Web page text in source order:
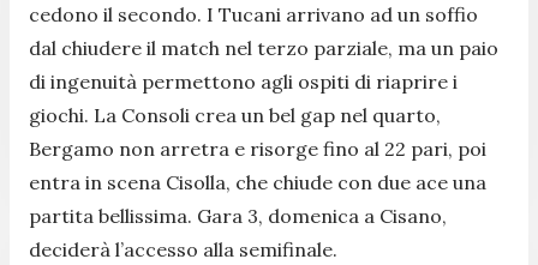
cedono il secondo. I Tucani arrivano ad un soffio
dal chiudere il match nel terzo parziale, ma un paio
di ingenuità permettono agli ospiti di riaprire i
giochi. La Consoli crea un bel gap nel quarto,
Bergamo non arretra e risorge fino al 22 pari, poi
entra in scena Cisolla, che chiude con due ace una
partita bellissima. Gara 3, domenica a Cisano,
deciderà l’accesso alla semifinale.